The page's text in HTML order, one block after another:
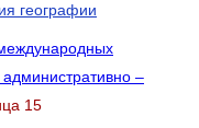
географии
–
15